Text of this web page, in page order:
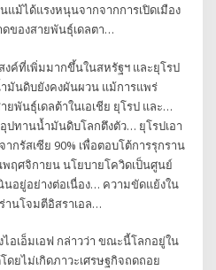
ม้ได้แรงหนุนจากจากการเปิดเมือง
ดของสายพันธุ์เดลตา…
ค์ที่เพิ่มมากขึ้นในสหรัฐฯ และยุโรป
นดิบยังคงผันผวน แม้การแพร่
พันธุ์เดลต้าในเอเชีย ยุโรป และ…
ทานน้ำมันดิบโลกตึงตัว… ยุโรปเอา
กรัสเซีย 90% เพื่อตอบโต้การรุกราน
พฤศจิกายน นโยบายโควิดเป็นศูนย์
นอยู่อย่างต่อเนื่อง… ความขัดแย้งใน
านโจมตีอิสราเอล…
อเอ็มเอฟ กล่าวว่า ขณะนี้โลกอยู่ใน
ดยไม่เกิดภาวะเศรษฐกิจถดถอย